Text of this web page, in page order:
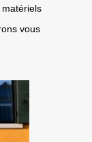
vous